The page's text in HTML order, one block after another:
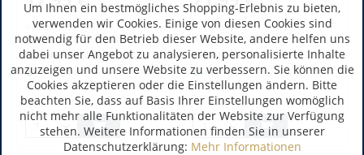
inkl. MwSt.
0.75 Liter(23,93 € / 1 Liter)
Art.-Nr.:6625
Verfügbar
inkl. MwSt.
0.75 Liter(29,27 € / 1 Liter)
Art.-Nr.:6626
Verfügbar
Um Ihnen ein bestmögliches Shopping-Erlebnis zu bieten,
verwenden wir Cookies. Einige von diesen Cookies sind
notwendig für den Betrieb dieser Website, andere helfen uns
dabei unser Angebot zu analysieren, personalisierte Inhalte
anzuzeigen und unsere Website zu verbessern. Sie können die
Cookies akzeptieren oder die Einstellungen ändern. Bitte
beachten Sie, dass auf Basis Ihrer Einstellungen womöglich
nicht mehr alle Funktionalitäten der Website zur Verfügung
stehen. Weitere Informationen finden Sie in unserer
Datenschutzerklärung: Mehr Informationen